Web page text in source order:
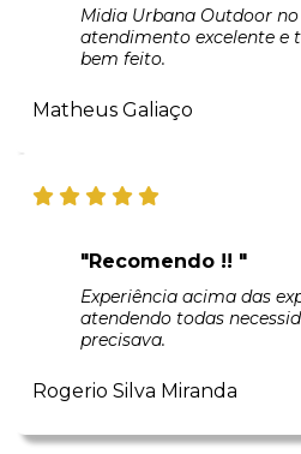
Midia Urbana Outdoor no
atendimento excelente e
bem feito.
Matheus Galiaço
"Recomendo !! "
Experiência acima das
atendendo todas
precisava.
Rogerio Silva Miranda